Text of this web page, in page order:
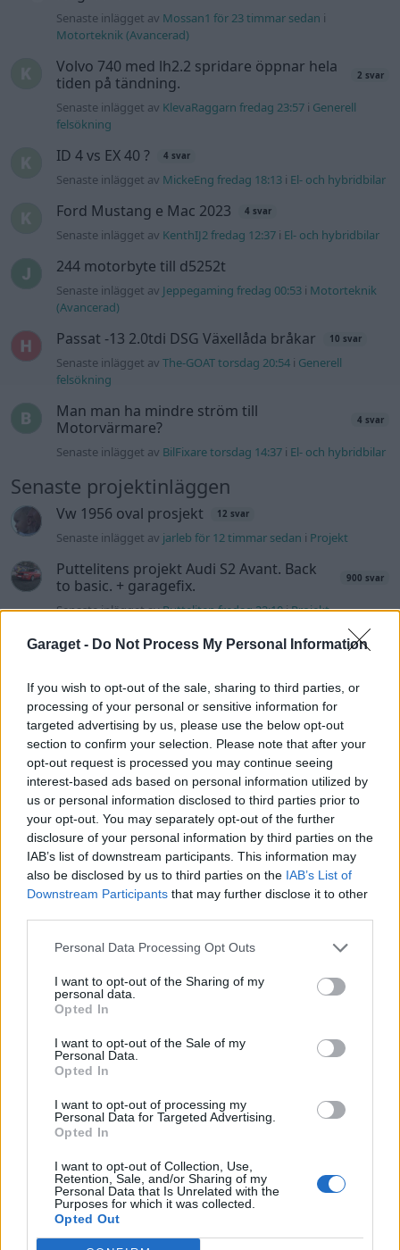
Garaget - Do Not Process My Personal Information
If you wish to opt-out of the sale, sharing to third parties, or
processing of your personal or sensitive information for
targeted advertising by us, please use the below opt-out
section to confirm your selection. Please note that after your
opt-out request is processed you may continue seeing
interest-based ads based on personal information utilized by
us or personal information disclosed to third parties prior to
your opt-out. You may separately opt-out of the further
disclosure of your personal information by third parties on the
IAB’s list of downstream participants. This information may
also be disclosed by us to third parties on the IAB’s List of
Downstream Participants that may further disclose it to other
Personal Data Processing Opt Outs
I want to opt-out of the Sharing of my
personal data.
Opted In
I want to opt-out of the Sale of my
Personal Data.
Opted In
I want to opt-out of processing my
Personal Data for Targeted Advertising.
Opted In
I want to opt-out of Collection, Use,
Retention, Sale, and/or Sharing of my
Personal Data that Is Unrelated with the
Purposes for which it was collected.
Opted Out
Senaste inlägget av Mossan1 för 23 timmar sedan i
Motorteknik (Avancerad)
Volvo 740 med lh2.2 spridare öppnar hela
tiden på tändning.
2 svar
Senaste inlägget av KlevaRaggarn fredag 23:57 i Generell
felsökning
ID 4 vs EX 40 ? 4 svar
Senaste inlägget av MickeEng fredag 18:13 i El- och hybridbilar
Ford Mustang e Mac 2023 4 svar
Senaste inlägget av KenthIJ2 fredag 12:37 i El- och hybridbilar
244 motorbyte till d5252t
Senaste inlägget av Jeppegaming fredag 00:53 i Motorteknik
(Avancerad)
Passat -13 2.0tdi DSG Växellåda bråkar 10 svar
Senaste inlägget avThe-GOAT torsdag 20:54 i Generell
felsökning
Man man ha mindre ström till
Motorvärmare?
4 svar
Senaste inlägget av BilFixare torsdag 14:37 i El- och hybridbilar
Senaste projektinläggen
Vw 1956 oval prosjekt 12 svar
Senaste inlägget av jarleb för 12 timmar sedan i Projekt
Puttelitens projekt Audi S2 Avant. Back
to basic. + garagefix.
900 svar
Senaste inlägget avPutteliten fredag 22:10iProjekt
Volkswagen Golf MK4 v6 4motion OEM++
med JDM inspiration.
14 svar
Senaste inlägget avStol3n_Identity fredag 10:06iProjekt
Manta b som ska räddas (kaross eller
delar sökes)
Senaste inlägget av Tyfors torsdag 23:25 Projekt
Huggern goes big block with 427 ZL-1! 551 svar
Senaste inlägget avhugger69 torsdag 23:01iProjekt
Camaro som bruksbil?! 57 svar
Senaste inlägget av Ev_volvo142 torsdag 22:10iProjekt
Volkswagen split bus t1 1962 2559 svar
Senaste inlägget avDr_snuggels torsdag 21:09iProjekt
Golf Mk2 16v Turbo 137 svar
Senaste inlägget av 16vt4m torsdag 19:51 Projekt
Volvo 245 ?Turbo?
Renovering av en Honda Civic Aerodeck
VTi
Senaste inlägget av Xebers76 onsdag 20:48 Projekt
Nyaste forumtrådarna
Bestyckningsfundering. Zenith INAT 35/40
förgasare
Senaste inlägget av Mossan1 för 23 timmar sedan
Motorteknik (Avancerad)